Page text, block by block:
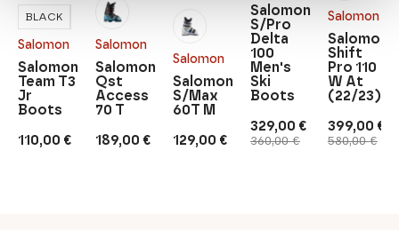
Salomon
110,00 €
Salomon
Team T3
Jr
Boots
BLACK BLACK/WHITE
Salomon
189,00 €
Salomon
Qst
Access
70 T
Salomon
129,00 €
Salomon
S/Max
60T M
360,00€
Original
price
329,00 €
Current
price
Salomon
S/Pro
Delta
100
Men's
Ski
Boots
Salomon
580,00€
Original
price
399,00 €
Current
price
Salomon
Shift
Pro 110
W At
(22/23)